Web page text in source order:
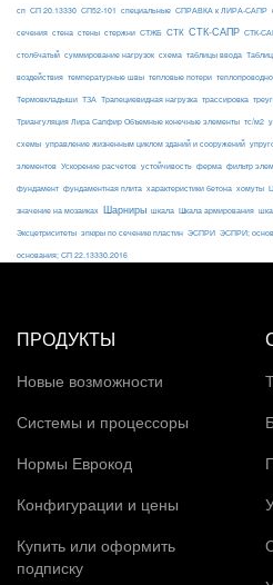
сп СП 20.13330 СП52-101 специальные СПРАВКА к ЛИРА-САПР
сечения стена стены стержни СТЖБ СТК СТК-САПР СТК-
столбчатый суммирование нагрузок схема таблицы ввода
воздействия температурные швы тепловые потери
Термовкладыши ТЗА Трапециевидная нагрузка трассировка
Триангуляция Лира Сапфир Объемные конечные элементы тс/м2
схемы управление жизненным циклом зданий и сооружений
элементов Ускорение расчетов устойчивость ферма фильтр
фундамент фундаментная плита характеристики бетона хомуты
значение на мозаиках Шарниры шкала Шкала армирования
Эксцетриситеты эпюры по сечению пластин ЭСПРИ ЭСПРИ;
основания; СП 22.13330.2016
ПРОДУКТЫ
Новые возможности
Системы и процессоры
Нормы Еврокод
Конфигурации и цены
Купить или оформить
подписку